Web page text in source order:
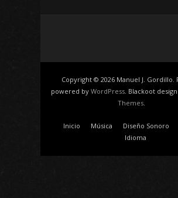
Copyright © 2026 Manuel J. Gordillo.
powered by WordPress . Blackoot
Themes.
Inicio Música Diseño Sonoro
Idioma